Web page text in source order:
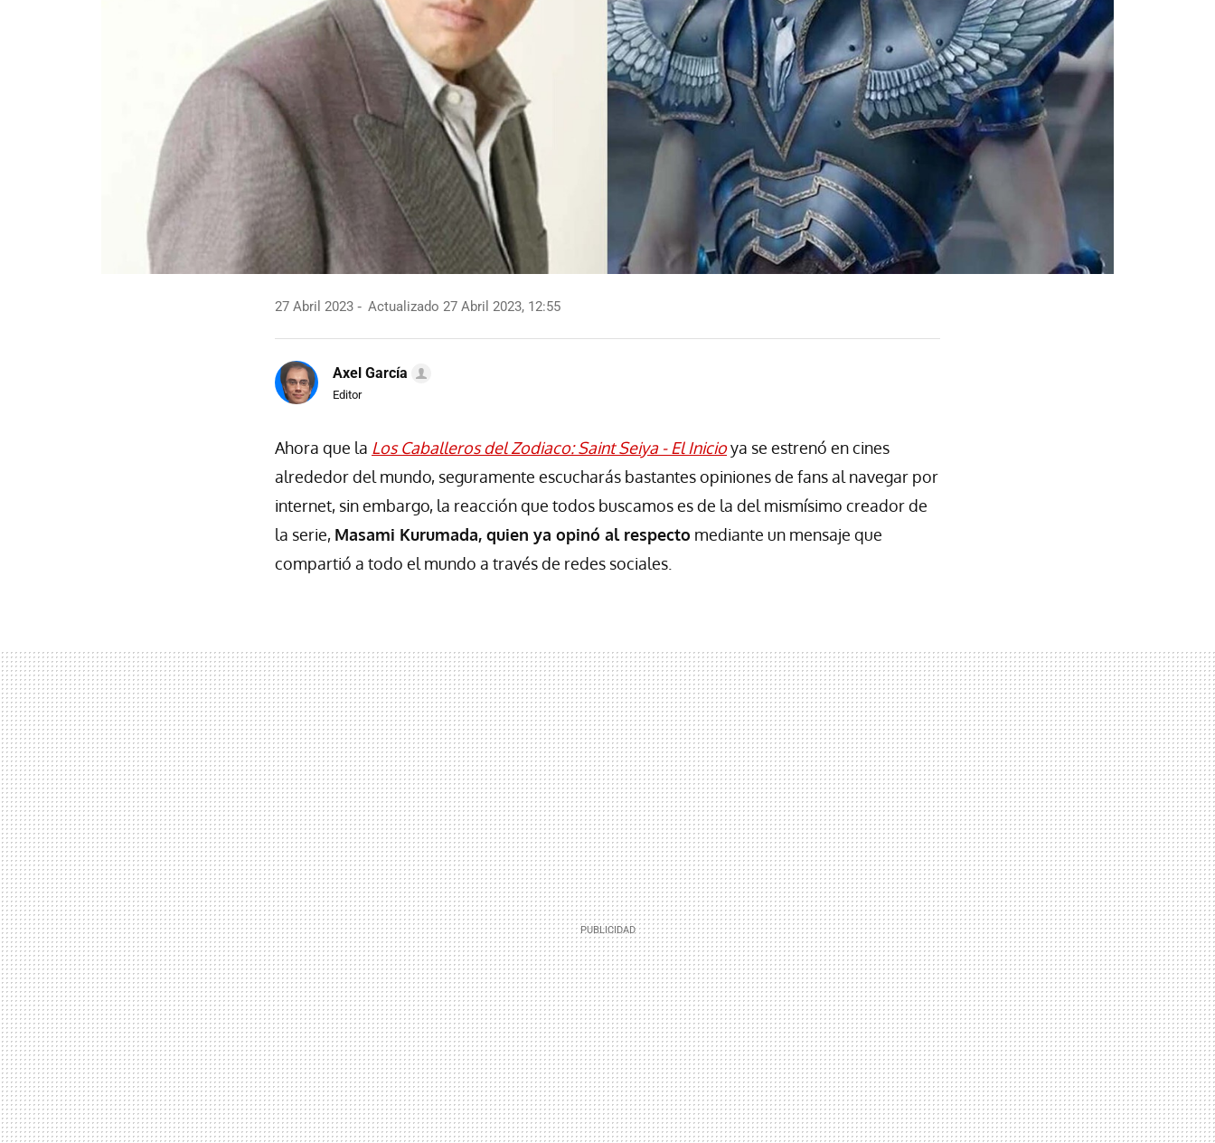
27 Abril 2023 Actualizado 27 Abril 2023, 12:55
Axel García
Editor
Ahora que la Los Caballeros del Zodiaco: Saint Seiya - El Inicioya se estrenó en cines
alrededor del mundo, seguramente escucharás bastantes opiniones de fans al navegar por
internet, sin embargo, la reacción que todos buscamos es de la del mismísimo creador de
la serie, Masami Kurumada, quien ya opinó al respecto mediante un mensaje que
compartió a todo el mundo a través de redes sociales.